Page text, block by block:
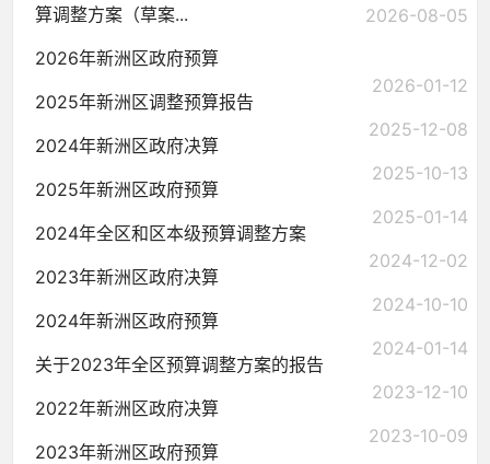
算调整方案（草案...
2026-08-05
2026年新洲区政府预算
2026-01-12
2025年新洲区调整预算报告
2025-12-08
2024年新洲区政府决算
2025-10-13
2025年新洲区政府预算
2025-01-14
2024年全区和区本级预算调整方案
2024-12-02
2023年新洲区政府决算
2024-10-10
2024年新洲区政府预算
2024-01-14
关于2023年全区预算调整方案的报告
2023-12-10
2022年新洲区政府决算
2023-10-09
2023年新洲区政府预算